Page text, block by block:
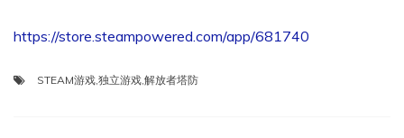
https://store.steampowered.com/app/681740
STEAM游戏,独立游戏,解放者塔防